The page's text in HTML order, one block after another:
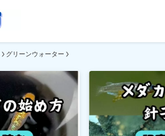
グリーンウォーター